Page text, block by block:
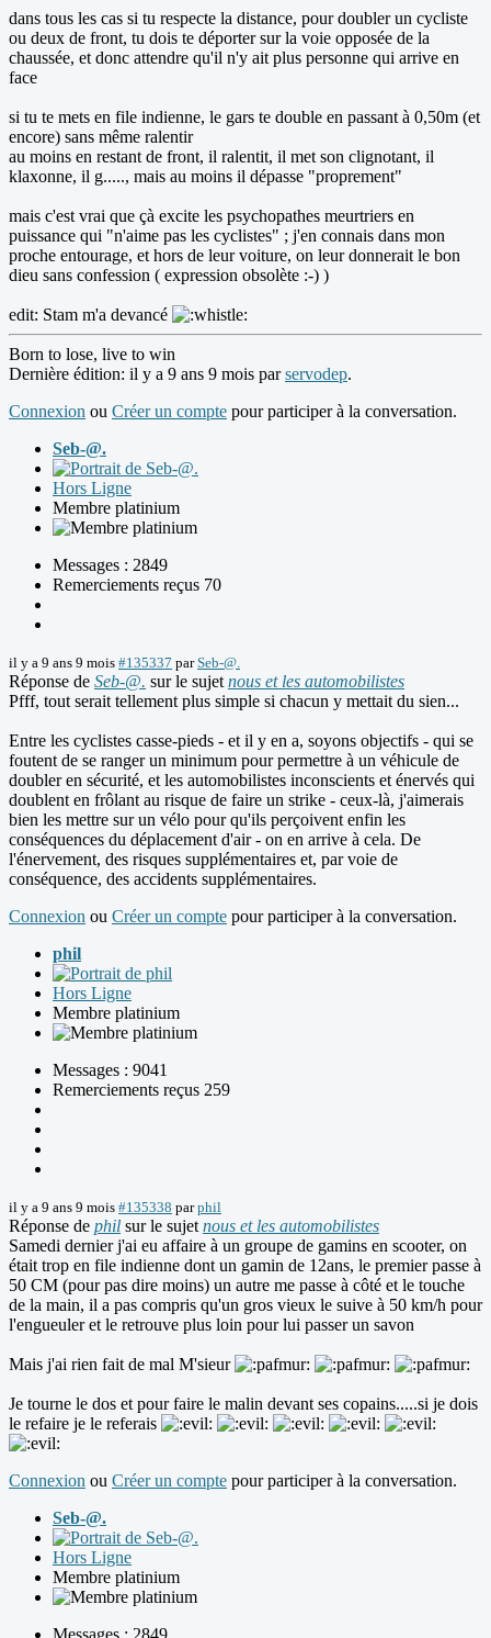
dans tous les cas si tu respecte la distance, pour doubler un cycliste
ou deux de front, tu dois te déporter sur la voie opposée de la
chaussée, et donc attendre qu'il n'y ait plus personne qui arrive en
face
si tu te mets en file indienne, le gars te double en passant à 0,50m (et
encore) sans même ralentir
au moins en restant de front, il ralentit, il met son clignotant, il
klaxonne, il g....., mais au moins il dépasse "proprement"
mais c'est vrai que çà excite les psychopathes meurtriers en
puissance qui "n'aime pas les cyclistes" ; j'en connais dans mon
proche entourage, et hors de leur voiture, on leur donnerait le bon
dieu sans confession ( expression obsolète :-) )
edit: Stam m'a devancé
Born to lose, live to win
Dernière édition: il y a 9 ans 9 mois parservodep.
Connexion ou Créer un compte pour participer à la conversation.
Seb-@.
Hors Ligne
Membre platinium
Messages : 2849
Remerciements reçus 70
il y a 9 ans 9 mois #135337 parSeb-@.
Réponse de Seb-@. sur le sujet nous et les automobilistes
Pfff, tout serait tellement plus simple si chacun y mettait du sien...
Entre les cyclistes casse-pieds - et il y en a, soyons objectifs - qui se
foutent de se ranger un minimum pour permettre à un véhicule de
doubler en sécurité, et les automobilistes inconscients et énervés qui
doublent en frôlant au risque de faire un strike - ceux-là, j'aimerais
bien les mettre sur un vélo pour qu'ils perçoivent enfin les
conséquences du déplacement d'air - on en arrive à cela. De
l'énervement, des risques supplémentaires et, par voie de
conséquence, des accidents supplémentaires.
Connexion ou Créer un compte pour participer à la conversation.
phil
Hors Ligne
Membre platinium
Messages : 9041
Remerciements reçus 259
il y a 9 ans 9 mois #135338 parphil
Réponse de phil sur le sujet nous et les automobilistes
Samedi dernier j'ai eu affaire à un groupe de gamins en scooter, on
était trop en file indienne dont un gamin de 12ans, le premier passe à
50 CM (pour pas dire moins) un autre me passe à côté et le touche
de la main, il a pas compris qu'un gros vieux le suive à 50 km/h pour
l'engueuler et le retrouve plus loin pour lui passer un savon
Mais j'ai rien fait de mal M'sieur
Je tourne le dos et pour faire le malin devant ses copains.....si je dois
le refaire je le referais
Connexion ou Créer un compte pour participer à la conversation.
Seb-@.
Hors Ligne
Membre platinium
Messages : 2849